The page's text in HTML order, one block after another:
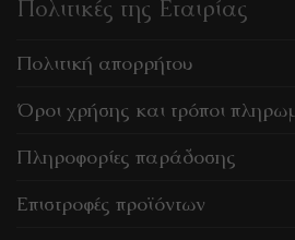
Πολιτικές της Εταιρίας
Πολιτική απορρήτου
Όροι χρήσης και τρόποι
Πληροφορίες παράδοσης
Επιστροφές προϊόντων